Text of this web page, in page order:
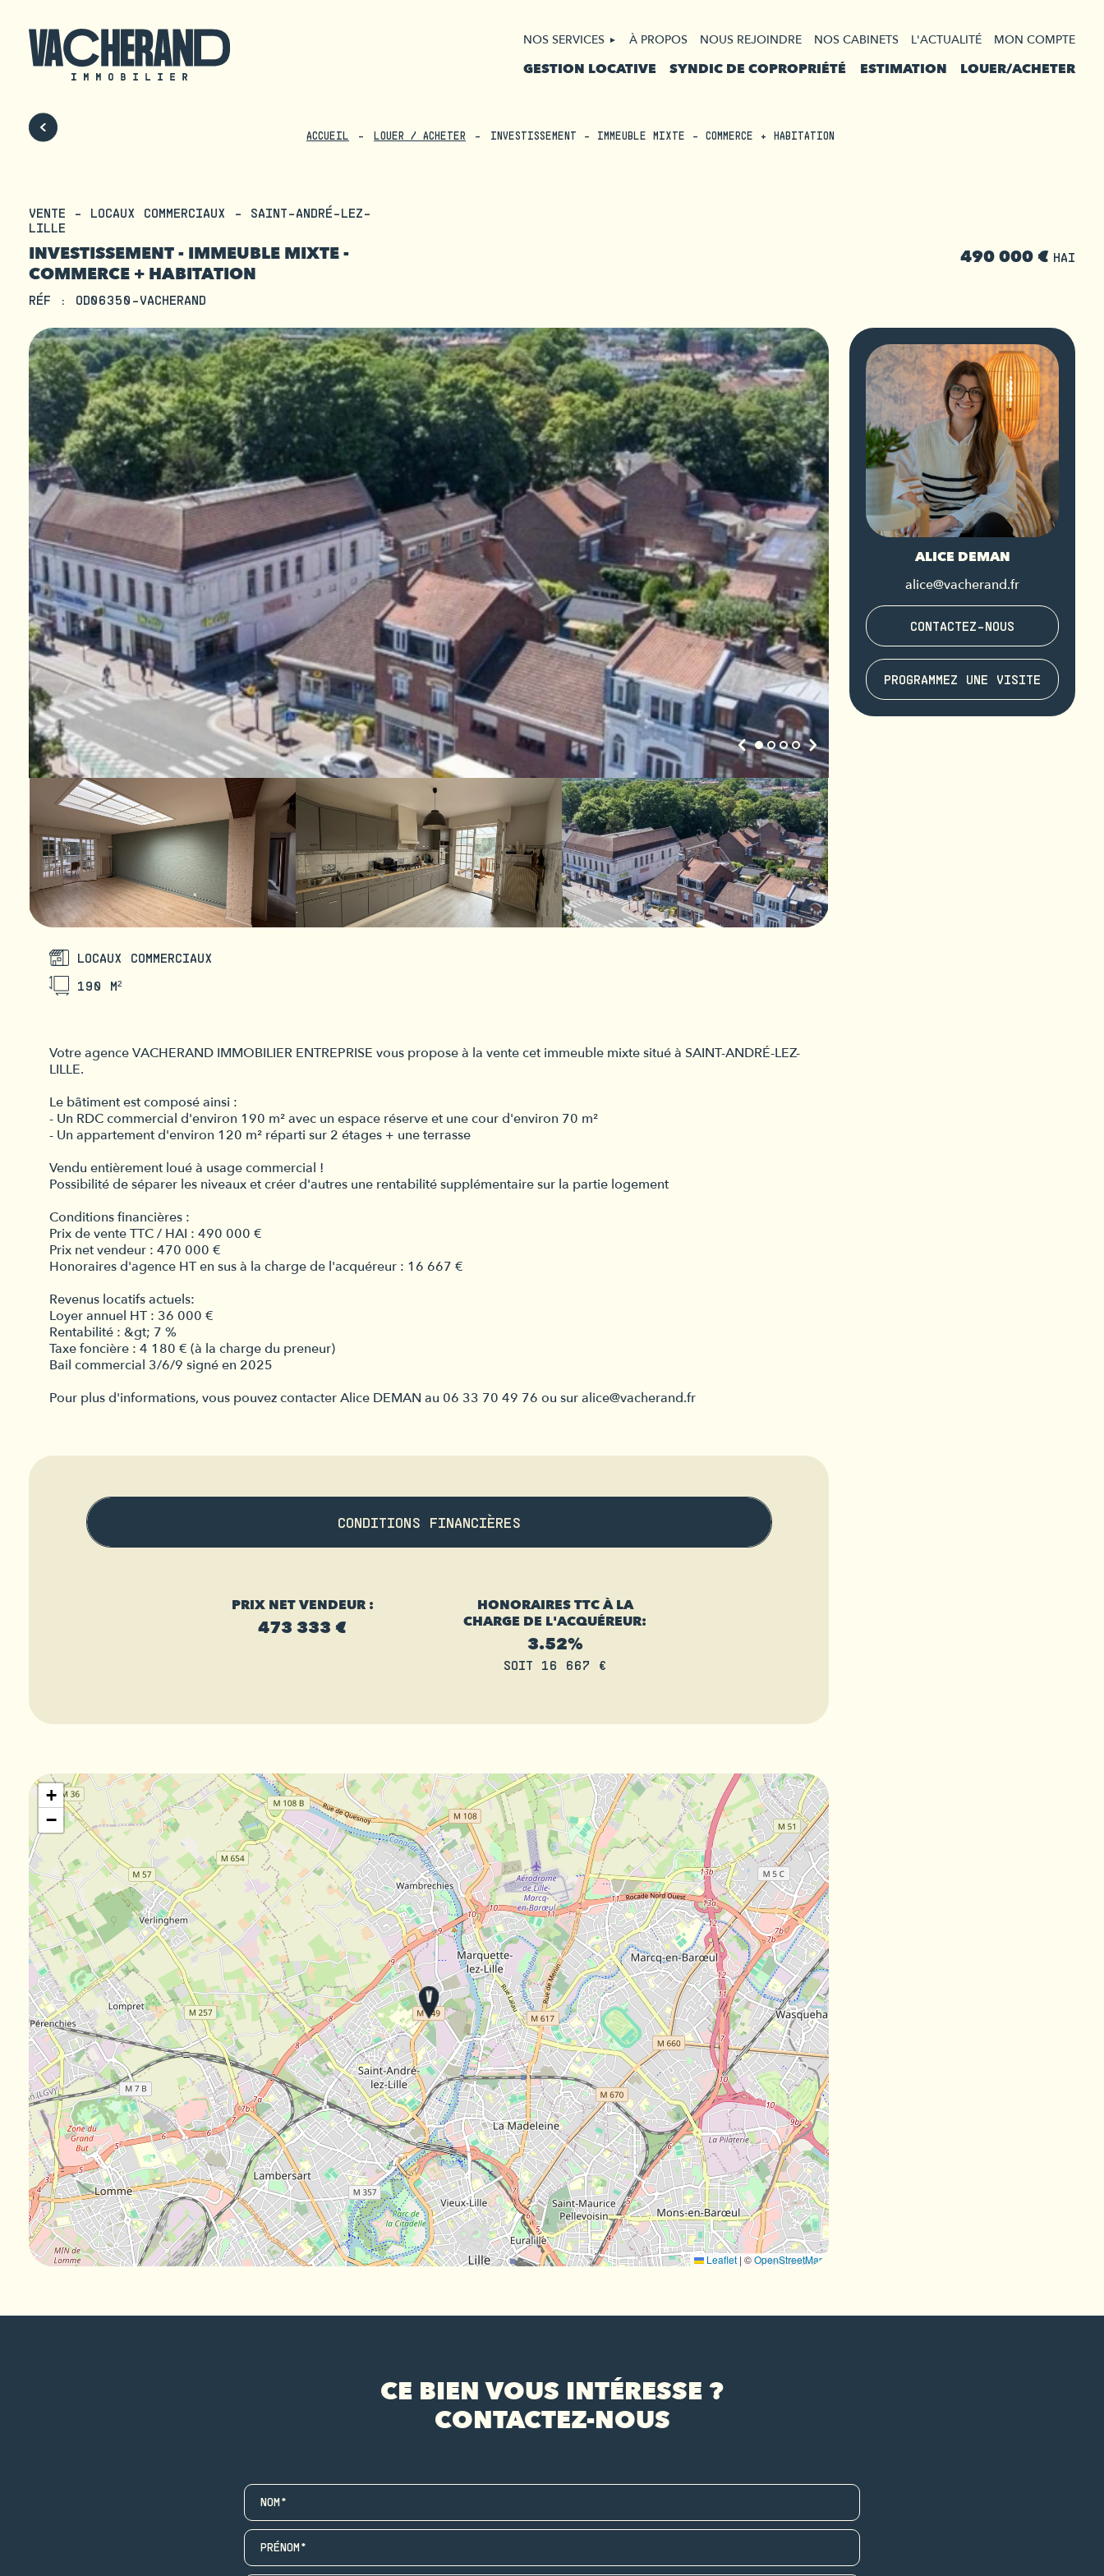
NOS SERVICES À PROPOS NOUS REJOINDRE NOS CABINETS L'ACTUALITÉ MON COMPTE
GESTION LOCATIVE SYNDIC DE COPROPRIÉTÉ ESTIMATION LOUER/ACHETER
ACCUEIL LOUER / ACHETER INVESTISSEMENT - IMMEUBLE MIXTE - COMMERCE + HABITATION
VENTE - LOCAUX COMMERCIAUX - SAINT-ANDRÉ-LEZ-
LILLE
INVESTISSEMENT - IMMEUBLE MIXTE -
COMMERCE + HABITATION
RÉF : OD06350-VACHERAND
490 000 € HAI
LOCAUX COMMERCIAUX
190 M²
Votre agence VACHERAND IMMOBILIER ENTREPRISE vous propose à la vente cet immeuble mixte situé à SAINT-ANDRÉ-LEZ-
LILLE.
Le bâtiment est composé ainsi :
- Un RDC commercial d'environ 190 m² avec un espace réserve et une cour d'environ 70 m²
- Un appartement d'environ 120 m² réparti sur 2 étages + une terrasse
Vendu entièrement loué à usage commercial !
Possibilité de séparer les niveaux et créer d'autres une rentabilité supplémentaire sur la partie logement
Conditions financières :
Prix de vente TTC / HAI : 490 000 €
Prix net vendeur : 470 000 €
Honoraires d'agence HT en sus à la charge de l'acquéreur : 16 667 €
Revenus locatifs actuels:
Loyer annuel HT : 36 000 €
Rentabilité : &gt; 7 %
Taxe foncière : 4 180 € (à la charge du preneur)
Bail commercial 3/6/9 signé en 2025
Pour plus d'informations, vous pouvez contacter Alice DEMAN au 06 33 70 49 76 ou sur alice@vacherand.fr
CONDITIONS FINANCIÈRES
PRIX NET VENDEUR :
473 333 €
HONORAIRES TTC À LA
CHARGE DE L'ACQUÉREUR:
3.52%
SOIT 16 667 €
+
−
Leaflet | ©OpenStreetMap
ALICE DEMAN
alice@vacherand.fr
CONTACTEZ-NOUS
PROGRAMMEZ UNE VISITE
CE BIEN VOUS INTÉRESSE ?
CONTACTEZ-NOUS
NOM*
PRÉNOM*